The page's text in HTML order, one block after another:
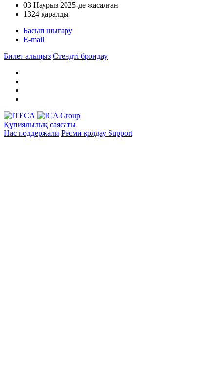
03 Наурыз 2025-де жасалған
1324 қаралды
Басып шығару
E-mail
Билет алыңыз Стендті брондау
Құпиялылық саясаты
Нас поддержали Ресми қолдау Support